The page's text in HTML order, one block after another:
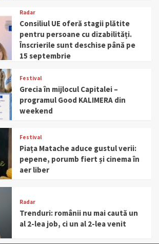
Radar
Consiliul UE oferă stagii plătite
pentru persoane cu dizabilități.
Înscrierile sunt deschise până pe
15 septembrie
Festival
Grecia în mijlocul Capitalei –
programul Good KALIMERA din
weekend
Festival
Piața Matache aduce gustul verii:
pepene, porumb fiert și cinema în
aer liber
Radar
Trenduri: românii nu mai caută un
al 2-lea job, ci un al 2-lea venit